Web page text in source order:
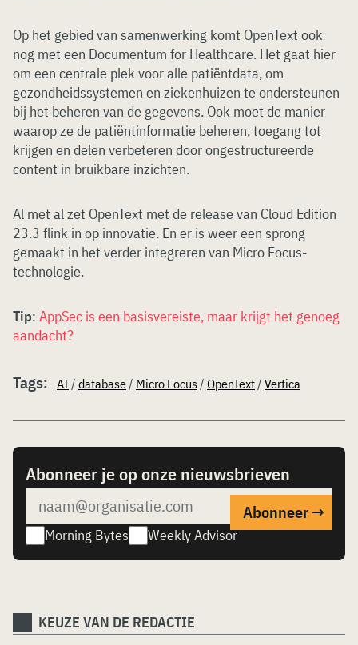
Op het gebied van samenwerking komt OpenText ook
nog met een Documentum for Healthcare. Het gaat hier
om een centrale plek voor alle patiëntdata, om
gezondheidssystemen en ziekenhuizen te ondersteunen
bij het beheren van de gegevens. Ook moet de manier
waarop ze de patiëntinformatie beheren, toegang tot
krijgen en delen verbeteren door ongestructureerde
content in bruikbare inzichten.
Al met al zet OpenText met de release van Cloud Edition
23.3 flink in op innovatie. En er is weer een sprong
gemaakt in het verder integreren van Micro Focus-
technologie.
Tip: AppSec is een basisvereiste, maar krijgt het genoeg
aandacht?
Tags: AI / database / Micro Focus / OpenText / Vertica
Abonneer je op onze nieuwsbrieven
Morning Bytes Weekly Advisor
KEUZE VAN DE REDACTIE